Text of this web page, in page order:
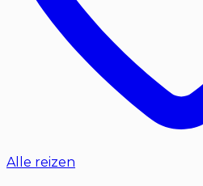
Alle reizen